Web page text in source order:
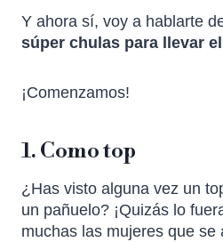
Y ahora sí, voy a hablarte
súper chulas para llevar
¡Comenzamos!
1. Como top
¿Has visto alguna vez un
un pañuelo? ¡Quizás lo
muchas las mujeres que se